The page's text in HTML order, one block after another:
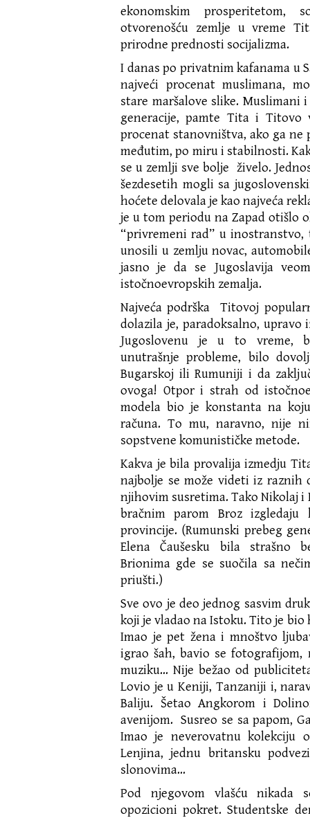
ekonomskim prosperitetom,
otvorenošću zemlje u vreme
prirodne prednosti socijalizma.
I danas po privatnim kafanama u
najveći procenat muslimana,
stare maršalove slike. Muslimani
generacije, pamte Tita i Titovo
procenat stanovništva, ako ga ne
međutim, po miru i stabilnosti.
se u zemlji sve bolje živelo.
šezdesetih mogli sa
hoćete delovala je kao najveća
je u tom periodu na Zapad otišlo
“privremeni rad” u
unosili u zemlju novac,
jasno je da se Jugoslavija
istočnoevropskih zemalja.
Najveća podrška Titovoj
dolazila je, paradoksalno, upravo
Jugoslovenu je u to vreme,
unutrašnje probleme, bilo
Bugarskoj ili Rumuniji i da
ovoga! Otpor i strah od
modela bio je konstanta na
računa. To mu, naravno, nije
sopstvene komunističke metode.
Kakva je bila provalija izmedju
najbolje se može videti iz raznih
njihovim susretima. Tako Nikolaj i
bračnim parom Broz
provincije. (Rumunski prebeg
Elena Čaušesku bila strašno
Brionima gde se suočila sa
priušti.)
Sve ovo je deo jednog sasvim
koji je vladao na Istoku. Tito je
Imao je pet žena i mnoštvo
igrao šah, bavio se fotografijom,
muziku… Nije bežao od
Lovio je u Keniji, Tanzaniji i,
Baliju. Šetao Angkorom i
avenijom. Susreo se sa papom,
Imao je neverovatnu kolekciju
Lenjina, jednu britansku
slonovima…
Pod njegovom vlašću
opozicioni pokret. Studentske